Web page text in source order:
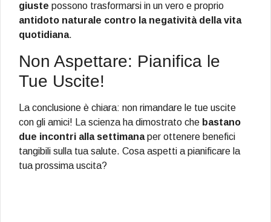
giuste possono trasformarsi in un vero e proprio
antidoto naturale contro la negatività della vita
quotidiana.
Non Aspettare: Pianifica le
Tue Uscite!
La conclusione è chiara: non rimandare le tue uscite
con gli amici! La scienza ha dimostrato che bastano
due incontri alla settimanaper ottenere benefici
tangibili sulla tua salute. Cosa aspetti a pianificare la
tua prossima uscita?